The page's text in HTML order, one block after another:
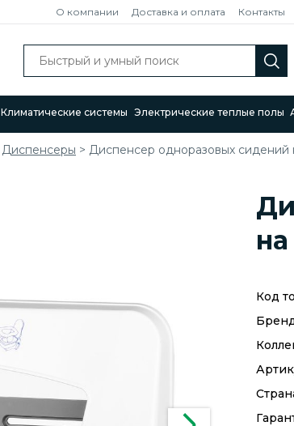
О компании Доставка и оплата Контакты
Климатические системы Электрические теплые полы
Диспенсеры > Диспенсер одноразовых сидений
Код